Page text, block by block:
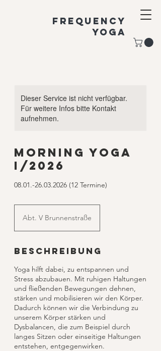
Frequency
Yoga
Dieser Service ist nicht verfügbar.
Für weitere Infos bitte Kontakt
aufnehmen.
Morning Yoga
I/2026
08.01.-26.03.2026 (12 Termine)
Abt. V Brunnenstraße
Beschreibung
Yoga hilft dabei, zu entspannen und
Stress abzubauen. Mit ruhigen Haltungen
und fließenden Bewegungen dehnen,
stärken und mobilisieren wir den Körper.
Dadurch können wir die Verbindung zu
unserem Körper stärken und
Dysbalancen, die zum Beispiel durch
langes Sitzen oder einseitige Haltungen
entstehen, entgegenwirken.